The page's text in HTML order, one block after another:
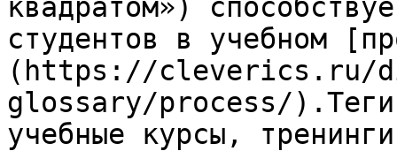
квадратом»)
студентов в учебном
(https://cleverics.ru/
glossary/process/
учебные курсы,